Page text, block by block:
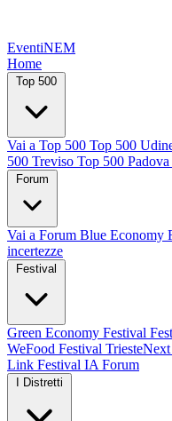
EventiNEM
Home
Top 500
Vai a Top 500 Top 500
500 Treviso Top 500 Padova
Forum
Vai a Forum Blue Economy
incertezze
Festival
Green Economy Festival
WeFood Festival TriesteNext
Link Festival IA Forum
I Distretti